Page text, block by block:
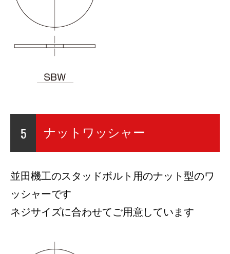
5 ナットワッシャー
並田機工のスタッドボルト用のナット型のワ
ッシャーです
ネジサイズに合わせてご用意しています